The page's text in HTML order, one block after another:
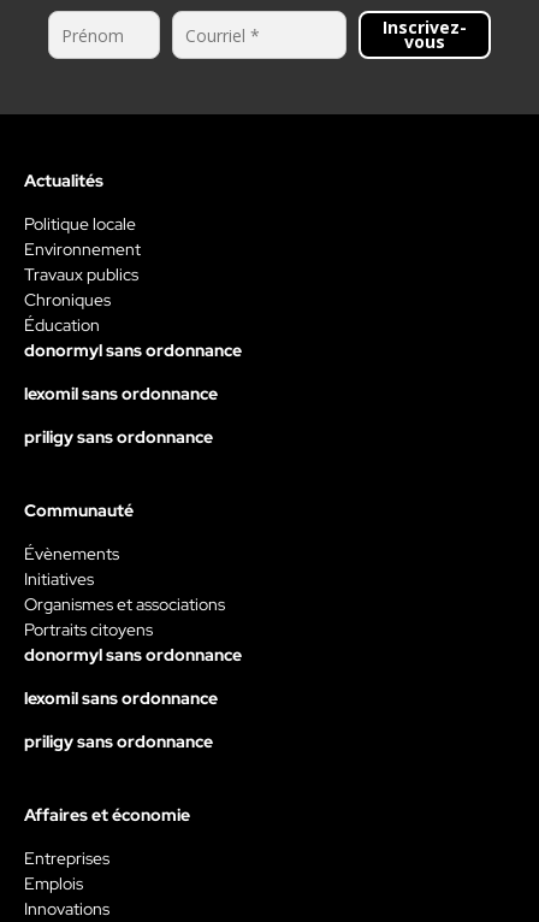
Inscrivez-
vous
Actualités
Politique locale
Environnement
Travaux publics
Chroniques
Éducation
donormyl sans ordonnance
lexomil sans ordonnance
priligy sans ordonnance
Communauté
Évènements
Initiatives
Organismes et associations
Portraits citoyens
donormyl sans ordonnance
lexomil sans ordonnance
priligy sans ordonnance
Affaires et économie
Entreprises
Emplois
Innovations